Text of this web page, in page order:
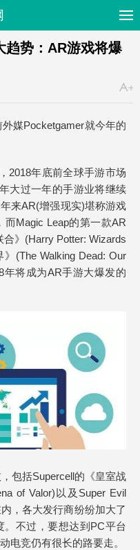
趋势：AR游戏将爆
媒Pocketgamer就今年的
2018年底前全球手游市场
大过一年的手游业将继续
来AR(增强现实)堪称游戏
Magic Leap的第一款AR
》(Harry Potter: Wizards
(The Walking Dead: Our
年将成为AR手游大爆发的
包括Supercell的《皇室战
of Valor)以及Super Evil
，各大发行商纷纷加大了
不过，要想达到PC平台
电竞仍有很长的路要走。